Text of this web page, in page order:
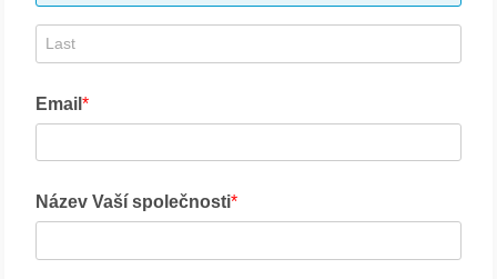
Email
Název Vaší společnosti